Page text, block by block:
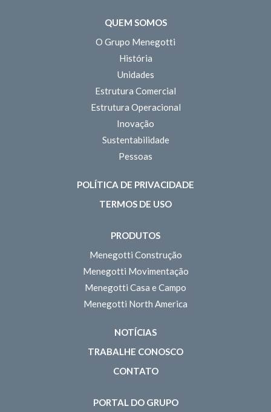
QUEM SOMOS
O Grupo Menegotti
História
Unidades
Estrutura Comercial
Estrutura Operacional
Inovação
Sustentabilidade
Pessoas
POLÍTICA DE PRIVACIDADE
TERMOS DE USO
PRODUTOS
Menegotti Construção
Menegotti Movimentação
Menegotti Casa e Campo
Menegotti North America
NOTÍCIAS
TRABALHE CONOSCO
CONTATO
PORTAL DO GRUPO